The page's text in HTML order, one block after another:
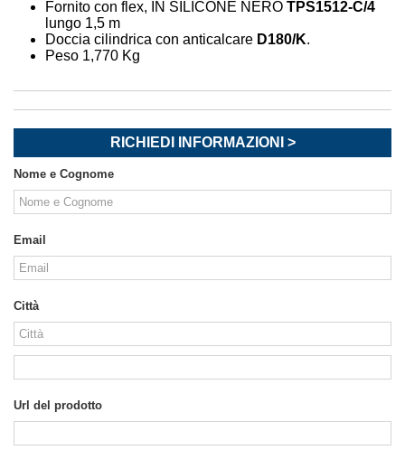
Fornito con flex, IN SILICONE NERO TPS1512-C/4
lungo 1,5 m
Doccia cilindrica con anticalcare D180/K.
Peso 1,770 Kg
RICHIEDI INFORMAZIONI >
Nome e Cognome
Email
Città
Url del prodotto